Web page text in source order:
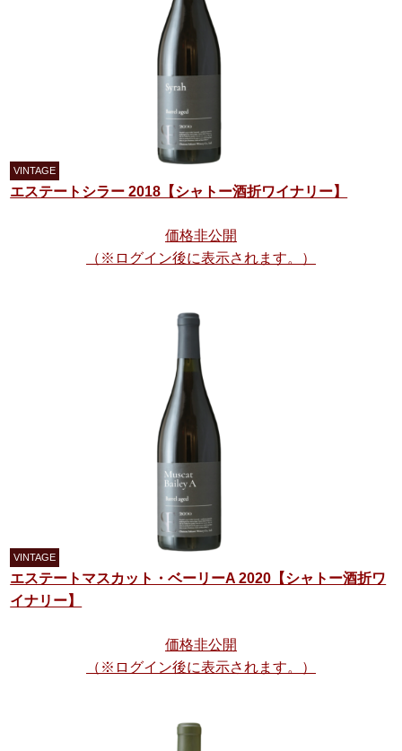
エステートシラー 2018【シャトー酒折ワイナリー】
価格非公開
（※ログイン後に表示されます。）
エステートマスカット・ベーリーA 2020【シャトー酒折ワ
イナリー】
価格非公開
（※ログイン後に表示されます。）